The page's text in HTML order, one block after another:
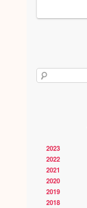
2023
2022
2021
2020
2019
2018